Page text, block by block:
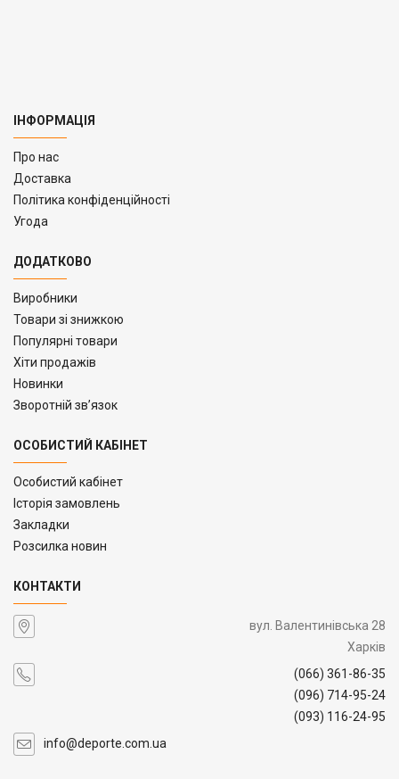
ІНФОРМАЦІЯ
Про нас
Доставка
Політика конфіденційності
Угода
ДОДАТКОВО
Виробники
Товари зі знижкою
Популярні товари
Хіти продажів
Новинки
Зворотній зв’язок
ОСОБИСТИЙ КАБІНЕТ
Особистий кабінет
Історія замовлень
Закладки
Розсилка новин
КОНТАКТИ
вул. Валентинівська 28
Харків
(066) 361-86-35
(096) 714-95-24
(093) 116-24-95
info@deporte.com.ua